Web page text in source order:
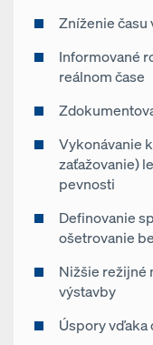
Zníženie
Informované
reálnom čase
Vykonávanie
zaťažovanie)
pevnosti
Definovanie
ošetrovanie
Nižšie režijné
výstavby
Úspory